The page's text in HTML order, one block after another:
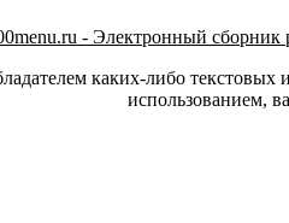
- Электронный сборник
каких-либо
использованием,